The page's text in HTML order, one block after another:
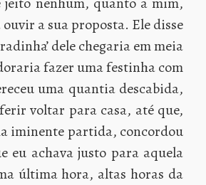
a sua proposta. Ele disse
dele chegaria em meia
fazer uma festinha com
uma quantia descabida,
voltar para casa, até que,
iminente partida, concordou
eu achava justo para aquela
última hora, altas horas da